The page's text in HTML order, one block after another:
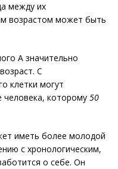
между их
возрастом может быть
А значительно
С
клетки могут
человека, которому 50
иметь более молодой
с хронологическим,
о себе. Он